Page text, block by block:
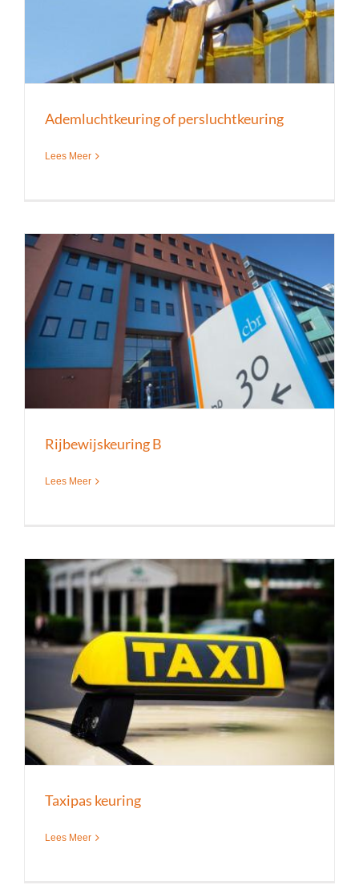
Ademluchtkeuring of persluchtkeuring
Lees Meer
Rijbewijskeuring B
Lees Meer
Taxipas keuring
Lees Meer